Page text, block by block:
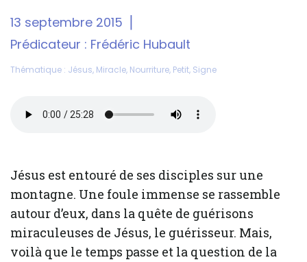
13 septembre 2015
Prédicateur : Frédéric Hubault
Thématique : Jésus, Miracle, Nourriture, Petit, Signe
Jésus est entouré de ses disciples sur une
montagne. Une foule immense se rassemble
autour d’eux, dans la quête de guérisons
miraculeuses de Jésus, le guérisseur. Mais,
voilà que le temps passe et la question de la